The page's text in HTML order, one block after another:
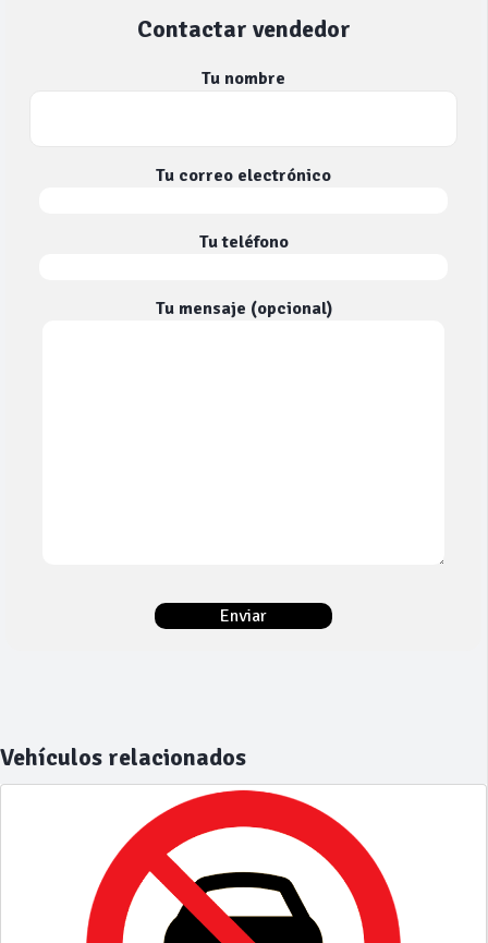
Contactar vendedor
Tu nombre
Tu correo electrónico
Tu teléfono
Tu mensaje (opcional)
Vehículos relacionados